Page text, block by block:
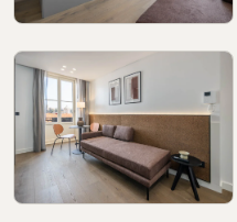
Términos y
Libro de
© 2026Aspasios |